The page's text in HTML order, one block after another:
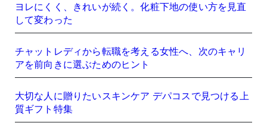
ヨレにくく、きれいが続く。化粧下地の使い方を見直
して変わった
チャットレディから転職を考える女性へ、次のキャリ
アを前向きに選ぶためのヒント
大切な人に贈りたいスキンケア デパコスで見つける上
質ギフト特集